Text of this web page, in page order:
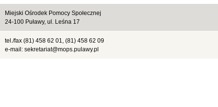
Miejski Ośrodek Pomocy Społecznej
24-100 Puławy, ul. Leśna 17
tel./fax (81) 458 62 01, (81) 458 62 09
e-mail: sekretariat@mops.pulawy.pl